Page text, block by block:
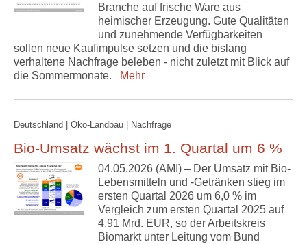
Branche auf frische Ware aus
heimischer Erzeugung. Gute Qualitäten
und zunehmende Verfügbarkeiten
sollen neue Kaufimpulse setzen und die bislang
verhaltene Nachfrage beleben - nicht zuletzt mit Blick auf
die Sommermonate.
Mehr
Deutschland | Öko-Landbau | Nachfrage
Bio-Umsatz wächst im 1. Quartal um 6 %
04.05.2026 (AMI) – Der Umsatz mit Bio-
Lebensmitteln und -Getränken stieg im
ersten Quartal 2026 um 6,0 % im
Vergleich zum ersten Quartal 2025 auf
4,91 Mrd. EUR, so der Arbeitskreis
Biomarkt unter Leitung vom Bund